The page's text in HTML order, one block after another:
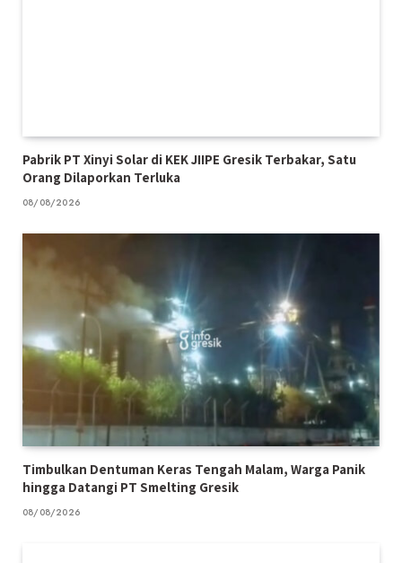
Pabrik PT Xinyi Solar di KEK JIIPE Gresik Terbakar, Satu
Orang Dilaporkan Terluka
08/08/2026
Timbulkan Dentuman Keras Tengah Malam, Warga Panik
hingga Datangi PT Smelting Gresik
08/08/2026